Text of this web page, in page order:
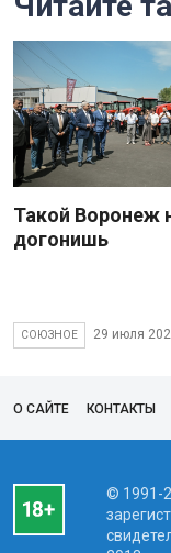
Такой Воронеж
догонишь
СОЮЗНОЕ 29 июля
О САЙТЕ КОНТАКТЫ
© 1991-